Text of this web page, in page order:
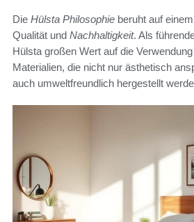
Die Hülsta Philosophie beruht auf
Qualität und Nachhaltigkeit. Als
Hülsta großen Wert auf die
Materialien, die nicht nur ästhetisch
auch umweltfreundlich hergestellt